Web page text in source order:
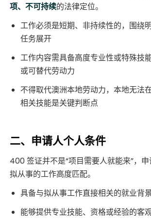
项、不可持续的法律定位。
工作必须是短期、非持续性的，围绕
任务展开
工作内容需具备高度专业性或特殊技
或可替代劳动力
不得取代澳洲本地劳动力，本地无法
相关技能是关键判断点
二、申请人个人条件
400 签证并不是“项目需要人就能来”，
拟从事的工作高度匹配。
具备与拟从事工作直接相关的就业背
能够提供专业技能、资格或经验的客